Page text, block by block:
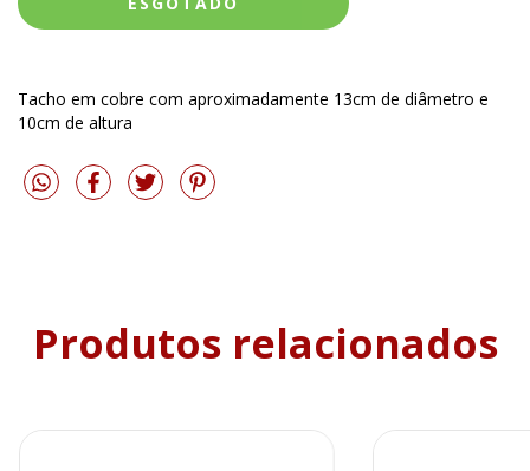
Tacho em cobre com aproximadamente 13cm de diâmetro e
10cm de altura
Produtos relacionados